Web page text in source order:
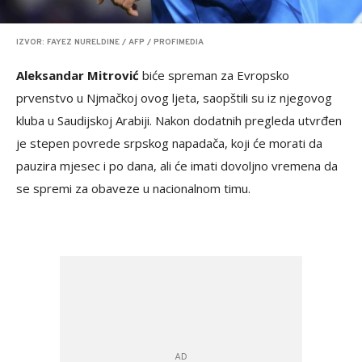
IZVOR: FAYEZ NURELDINE / AFP / PROFIMEDIA
Aleksandar Mitrović biće spreman za Evropsko
prvenstvo u Njmačkoj ovog ljeta, saopštili su iz njegovog
kluba u Saudijskoj Arabiji. Nakon dodatnih pregleda utvrđen
je stepen povrede srpskog napadača, koji će morati da
pauzira mjesec i po dana, ali će imati dovoljno vremena da
se spremi za obaveze u nacionalnom timu.